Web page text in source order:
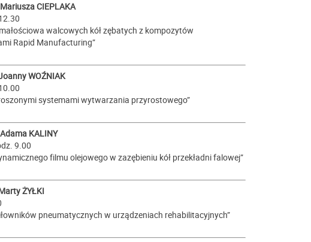
Mariusza CIEPLAKA
walcowych kół zębatych z kompozytów
Rapid Manufacturing”
WOŹNIAK
systemami wytwarzania przyrostowego”
Adama KALINY
9.00
filmu olejowego w zazębieniu kół przekładni falowej”
ŻYŁKI
pneumatycznych w urządzeniach rehabilitacyjnych”